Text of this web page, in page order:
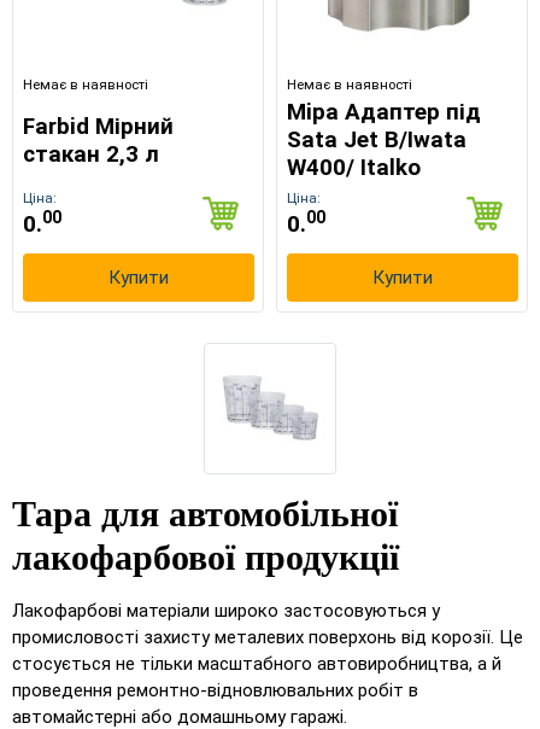
Немає в наявності
Farbid Мірний
стакан 2,3 л
Ціна:
0.00
Купити
Немає в наявності
Mipa Адаптер під
Sata Jet B/Iwata
W400/ Italko
Ціна:
0.00
Купити
Тара для автомобільної
лакофарбової продукції
Лакофарбові матеріали широко застосовуються у
промисловості захисту металевих поверхонь від корозії. Це
стосується не тільки масштабного автовиробництва, а й
проведення ремонтно-відновлювальних робіт в
автомайстерні або домашньому гаражі.